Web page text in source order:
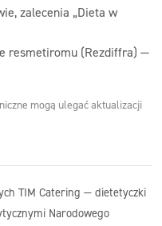
zalecenia „Dieta w
resmetiromu (Rezdiffra) —
mogą ulegać aktualizacji
TIM Catering — dietetyczki
Narodowego